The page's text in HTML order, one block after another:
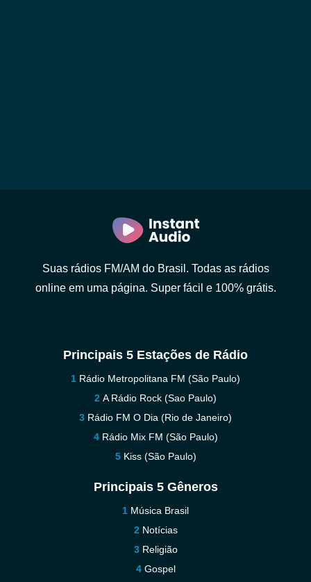
Suas rádios FM/AM do Brasil. Todas as rádios
online em uma página. Super fácil e 100% grátis.
Principais 5 Estações de Rádio
Rádio Metropolitana FM (São Paulo)
A Rádio Rock (Sao Paulo)
Rádio FM O Dia (Rio de Janeiro)
Rádio Mix FM (São Paulo)
Kiss (São Paulo)
Principais 5 Gêneros
Música Brasil
Notícias
Religião
Gospel